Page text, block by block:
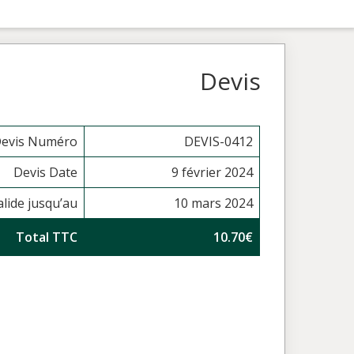
Devis
Numéro
DEVIS-0412
Devis Date
9 février 2024
jusqu’au
10 mars 2024
Total TTC
10.70€